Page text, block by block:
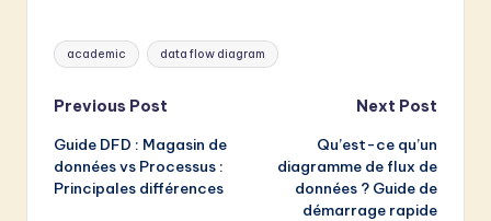
Tags:
academic data flow diagram
Post
navigation
Previous Post
Guide DFD : Magasin de
données vs Processus :
Principales différences
Next Post
Qu’est-ce qu’un
diagramme de flux de
données ? Guide de
démarrage rapide